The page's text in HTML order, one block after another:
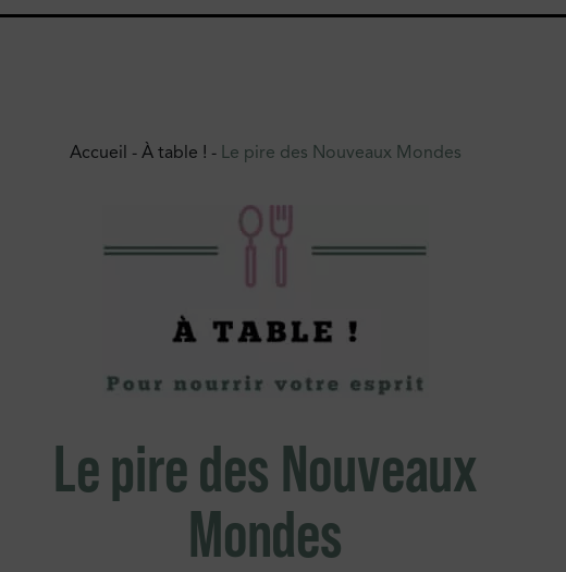
Accueil - À table ! - Le pire des Nouveaux Mondes
Le pire des Nouveaux
Mondes